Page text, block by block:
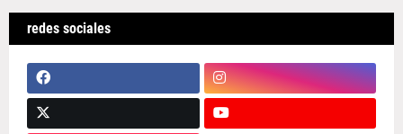
redes sociales